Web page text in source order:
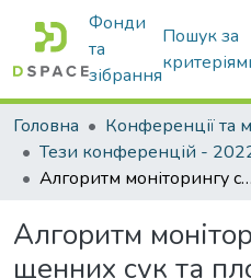
Фонди
та
зібрання
Пошук за
Головна
Тези конференцій -
Алгоритм моніторингу стану щенних сук та плодів
Алгоритм
щенних сук та